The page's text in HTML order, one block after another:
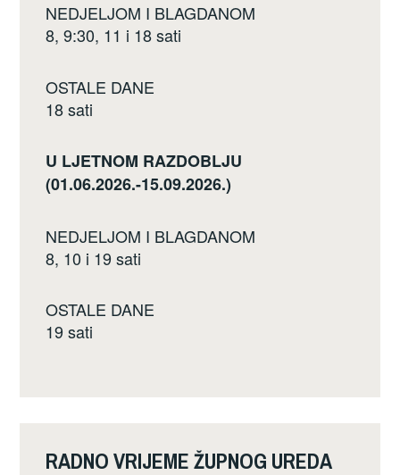
NEDJELJOM I BLAGDANOM
8, 9:30, 11 i 18 sati
OSTALE DANE
18 sati
U LJETNOM RAZDOBLJU
(01.06.2026.-15.09.2026.)
NEDJELJOM I BLAGDANOM
8, 10 i 19 sati
OSTALE DANE
19 sati
RADNO VRIJEME ŽUPNOG UREDA